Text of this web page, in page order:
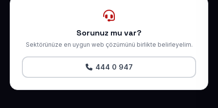
Sorunuz mu var?
Sektörünüze en uygun web çözümünü birlikte belirleyelim.
444 0 947